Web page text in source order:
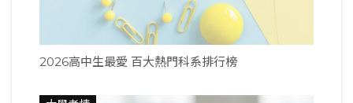
2026高中生最愛 百大熱門科系排行榜